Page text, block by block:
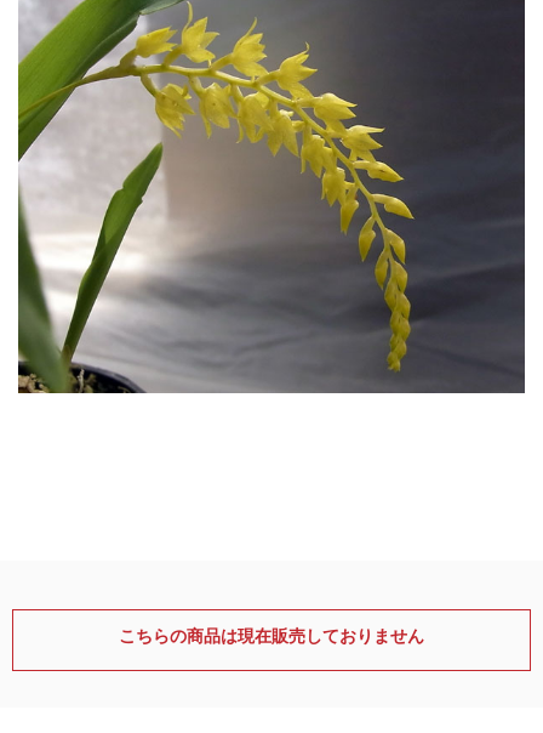
こちらの商品は現在販売しておりません